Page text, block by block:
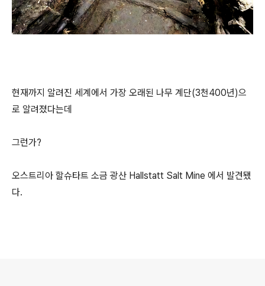
현재까지 알려진 세계에서 가장 오래된 나무 계단(3천400년)으
로 알려졌다는데
그런가?
오스트리아 할슈타트 소금 광산 Hallstatt Salt Mine 에서 발견됐
다.